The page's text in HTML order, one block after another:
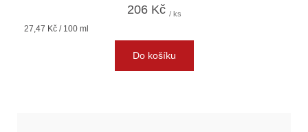
206 Kč / ks
Měrná
27,47 Kč / 100 ml
Do košíku